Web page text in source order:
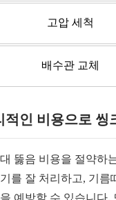
고압 세척
배수관 교체
적인 비용으로 씽
뚫음 비용을 절약하
를 잘 처리하고, 기름